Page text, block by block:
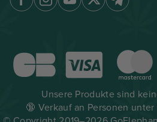
Unsere Produkte sind
🔞 Verkauf an Personen